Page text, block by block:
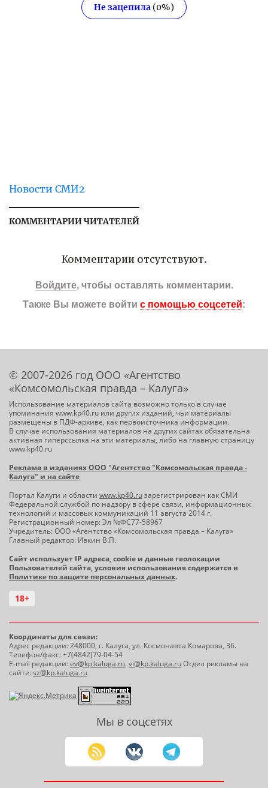
Не зацепила (0%)
Новости СМИ2
КОММЕНТАРИИ ЧИТАТЕЛЕЙ
Комментарии отсутствуют.
Войдите, чтобы оставлять комментарии.
Также Вы можете войти с помощью соцсетей:
© 2007-2026 год ООО «Агентство
«Комсомольская правда – Калуга»
Использование материалов сайта возможно только в случае
упоминания www.kp40.ru или других изданий, чьи материалы
размещены в ПДФ-архиве, как первоисточника информации.
В случае использования материалов на других сайтах обязательна
активная гиперссылка на эти материалы, либо на главную страницу
www.kp40.ru
Реклама в изданиях ООО "Агентство "Комсомольская правда -
Калуга" и на сайте
Портал Калуги и области www.kp40.ruзарегистрирован как СМИ
Федеральной службой по надзору в сфере связи, информационных
технологий и массовых коммуникаций 11 августа 2014 г.
Регистрационный номер: Эл №ФС77-58967
Учредитель: ООО «Агентство «Комсомольская правда – Калуга»
Главный редактор: Ивкин В.П.
Сайт использует IP адреса, cookie и данные геолокации
Пользователей сайта, условия использования содержатся в
Политике по защите персональных данных.
18+
Координаты для связи:
Адрес редакции: 248000, г. Калуга, ул. Космонавта Комарова, 36.
Телефон/факс: +7(4842)79-04-54
E-mail редакции:ev@kp.kaluga.ru, vi@kp.kaluga.ruОтдел рекламы на
сайте:sz@kp.kaluga.ru
Мы в соцсетях